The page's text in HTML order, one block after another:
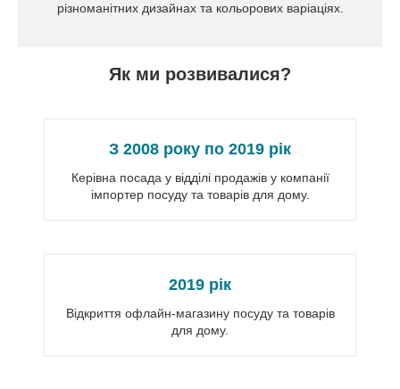
різноманітних дизайнах та кольорових варіаціях.
Як ми розвивалися?
З 2008 року по 2019 рік
Керівна посада у відділі продажів у компанії
імпортер посуду та товарів для дому.
2019 рік
Відкриття офлайн-магазину посуду та товарів
для дому.